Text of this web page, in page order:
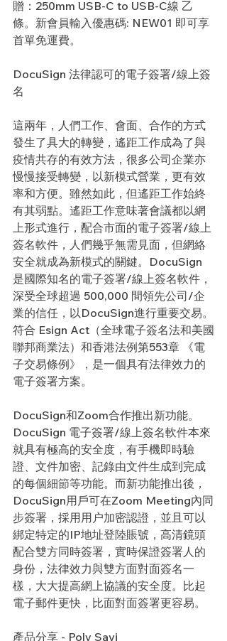
贈：250mm USB-C to USB-C線 乙
條。新會員輸入優惠碼: NEW01 即可享
首單免運費。
DocuSign 法律認可的電子簽署/線上簽
名
這兩年，人們工作、會面、合作的方式
發生了具大的轉變，遙距工作成為了與
疫情共存的有效方法，很多公司企業亦
慢慢接受轉變，以新模式營業，更有效
率和方便。雖然如此，但遙距工作始終
有其弱點。遙距工作意味著會議都以網
上形式進行，配合市面的電子簽署/線上
簽名軟件，人們幾乎無需見面，但網絡
安全就成為新模式的關鍵。DocuSign
是國際知名的電子簽署/線上簽名軟件，
深受全球超過 500,000 間領先公司/企
業的信任，以DocuSign進行重要交易。
符合 Esign Act（全球電子簽名法和美國
聯邦商業法）和香港法例第553章 《電
子交易條例》，是一個具有法律效力的
電子簽署方案。
DocuSign和Zoom合作推出新功能。
DocuSign 電子簽署/線上簽名軟件本來
就具有極高的安全度，有手機即時驗
證、文件加密、記錄由文件生成到完成
的每個細節等功能。而新功能推出後，
DocuSign用戶可在Zoom Meeting內同
步簽署，採用用户加密認證，並且可以
綁定特定的IP地址登陸賬號，高清鏡頭
配合雙方同時簽署，實時保證簽署人的
身份，法律效力與雙方面對面簽名一
樣，大大提高網上協議的安全度。比起
電子郵件更快，比面對面簽署更容易。
產品分享 - Poly Savi